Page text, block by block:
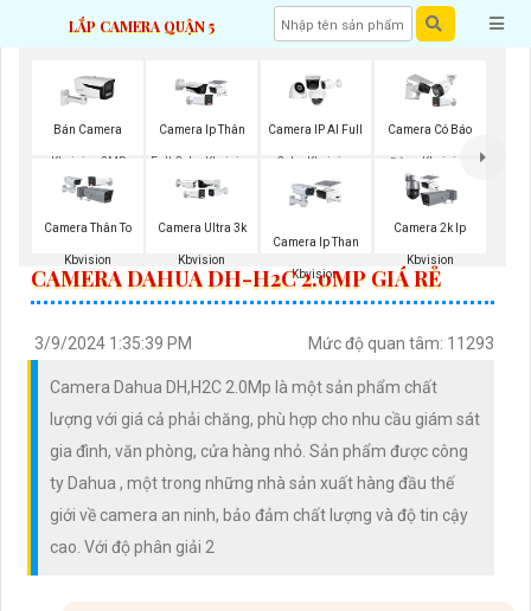
LẮP CAMERA QUẬN 5
Bán Camera
Kbvision 2MP
Camera Ip Thân
Full Color Kbvision
Camera IP AI Full
Color Kbvision
Camera Có Báo
Động Kbvision
Camera Thân To
Kbvision
Camera Ultra 3k
Kbvision
Camera Ip Than
Kbvision
Camera 2k Ip
Kbvision
CAMERA DAHUA DH-H2C 2.0MP GIÁ RẺ
3/9/2024 1:35:39 PM Mức độ quan tâm: 11293
Camera Dahua DH,H2C 2.0Mp là một sản phẩm chất
lượng với giá cả phải chăng, phù hợp cho nhu cầu giám sát
gia đình, văn phòng, cửa hàng nhỏ. Sản phẩm được công
ty Dahua , một trong những nhà sản xuất hàng đầu thế
giới về camera an ninh, bảo đảm chất lượng và độ tin cậy
cao. Với độ phân giải 2